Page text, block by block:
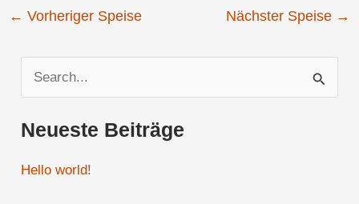
← Vorheriger Speise Nächster Speise →
c
h
Neueste Beiträge
Hello world!